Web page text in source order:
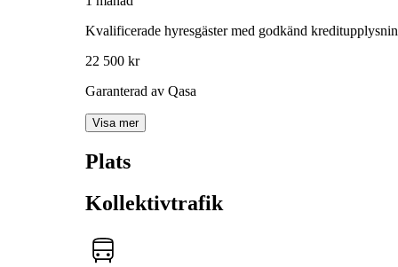
Kvalificerade hyresgäster med godkänd
22 500 kr
Garanterad av Qasa
Visa mer
Plats
Kollektivtrafik